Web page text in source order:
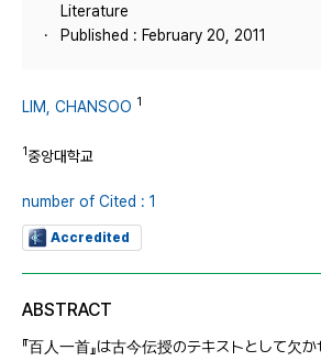
Literature
Published : February 20, 2011
LIM, CHANSOO 1
1중앙대학교
number of Cited : 1
Accredited
ABSTRACT
『百人一首』は古今伝授のテキストとして欠